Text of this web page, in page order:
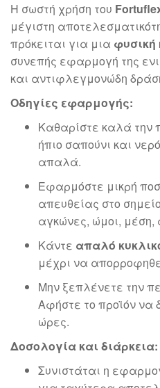
Η σωστή χρήση του
μέγιστη
πρόκειται για μια
συνεπής εφαρμογή της
και αντιφλεγμονώδη
Οδηγίες εφαρμογής:
Καθαρίστε καλά την
ήπιο σαπούνι και
απαλά.
Εφαρμόστε μικρή
απευθείας στο
αγκώνες, ώμοι, μέση,
Κάντε απαλό
μέχρι να
Μην ξεπλένετε την
Αφήστε το προϊόν να
ώρες.
Δοσολογία και διάρκεια:
Συνιστάται η